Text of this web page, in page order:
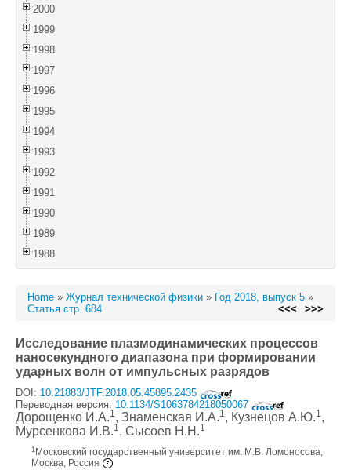
2000
1999
1998
1997
1996
1995
1994
1993
1992
1991
1990
1989
1988
Home » Журнал технической физики » Год 2018, выпуск 5 »
Статья стр. 684
<<< >>>
Исследование плазмодинамических процессов
наносекундного диапазона при формировании
ударных волн от импульсных разрядов
DOI: 10.21883/JTF.2018.05.45895.2435
Переводная версия: 10.1134/S1063784218050067
Дорощенко И.А.1, Знаменская И.А.1, Кузнецов А.Ю.1,
Мурсенкова И.В.1, Сысоев Н.Н.1
1 Московский государственный университет им. М.В. Ломоносова,
Москва, Россия